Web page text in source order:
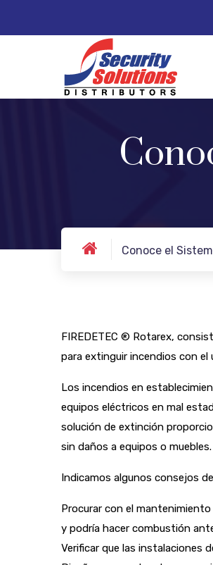
Conoce el
FIREDETEC ® Rotarex,
para extinguir incendios con el
Los incendios en
equipos eléctricos en mal
solución de extinción
sin daños a equipos o muebles.
Indicamos algunos consejos
Procurar con el
y podría hacer combustión
Verificar que las instalaciones